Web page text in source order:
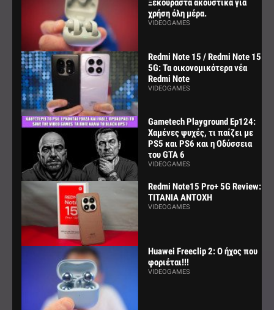
Ξεκούραστα ακουστικά για
χρήση όλη μέρα.
VIDEOGAMES
Redmi Note 15 / Redmi Note 15
5G: Τα οικονομικότερα νέα
Redmi Note
VIDEOGAMES
Gametech Playground Ep124:
Χαμένες ψυχές, τι παίζει με
PS5 και PS6 και η Οδύσσεια
του GTA 6
VIDEOGAMES
Redmi Note15 Pro+ 5G Review:
ΤΙΤΑΝΙΑ ΑΝΤΟΧΗ
VIDEOGAMES
Huawei Freeclip 2: Ο ήχος που
φοριέται!!!
VIDEOGAMES